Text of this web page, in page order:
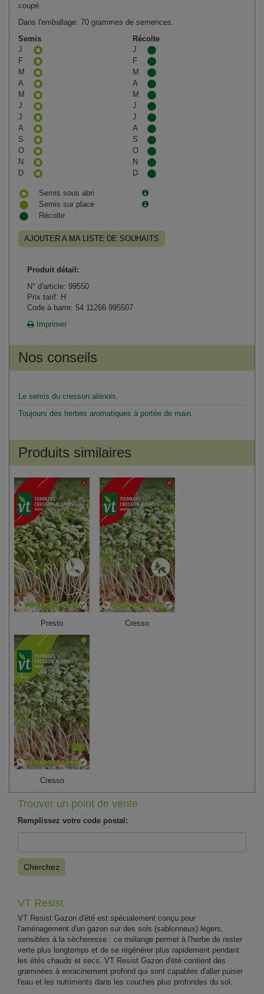
coupé.
Dans l'emballage: 70 grammes de semences.
Semis
Récolte
J
J
F
F
M
M
A
A
M
M
J
J
J
J
A
A
S
S
O
O
N
N
D
D
Semis sous abri
Semis sur place
Récolte
AJOUTER A MA LISTE DE SOUHAITS
Produit détail:
N° d'article: 99550
Prix tarif: H
Code à barre: 54 11266 995507
Imprimer
Nos conseils
Le semis du cresson alénois.
Toujours des herbes aromatiques à portée de main.
Produits similaires
Presto Cresso
Cresso
Trouver un point de vente
Remplissez votre code postal:
Cherchez
VT Resist
VT Resist Gazon d'été est spécialement conçu pour
l'aménagement d'un gazon sur des sols (sablonneux) légers,
sensibles à la sècheresse : ce mélange permet à l'herbe de rester
verte plus longtemps et de se régénérer plus rapidement pendant
les étés chauds et secs. VT Resist Gazon d'été contient des
graminées à enracinement profond qui sont capables d'aller puiser
l'eau et les nutriments dans les couches plus profondes du sol.